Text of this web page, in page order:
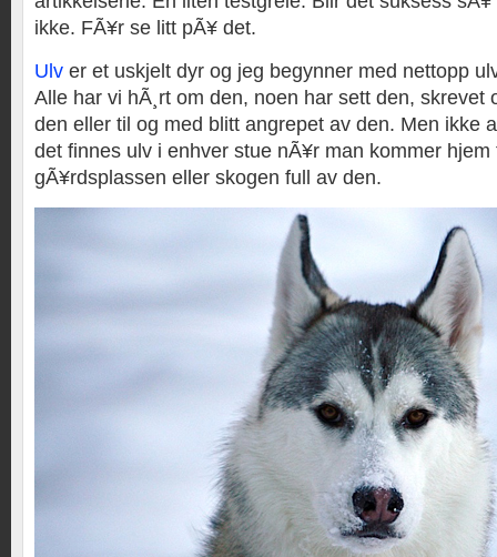
ikke. FÃ¥r se litt pÃ¥ det.
Ulv er et uskjelt dyr og jeg begynner med nettopp
Alle har vi hÃ¸rt om den, noen har sett den, skrevet
den eller til og med blitt angrepet av den. Men ikke
det finnes ulv i enhver stue nÃ¥r man kommer hjem
gÃ¥rdsplassen eller skogen full av den.